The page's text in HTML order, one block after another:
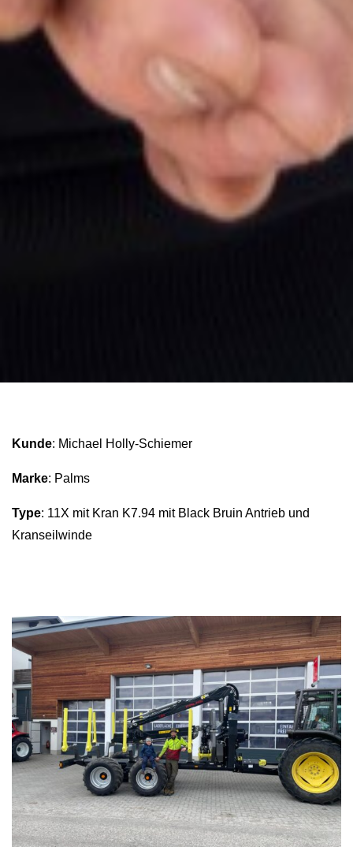
Kunde: Michael Holly-Schiemer
Marke: Palms
Type: 11X mit Kran K7.94 mit Black Bruin Antrieb und
Kranseilwinde